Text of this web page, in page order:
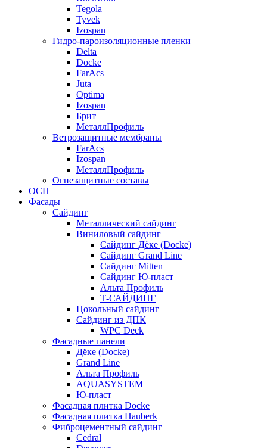
Tegola
Tyvek
Izospan
Гидро-пароизоляционные пленки
Delta
Docke
FarAcs
Juta
Optima
Izospan
Брит
МеталлПрофиль
Ветрозащитные мембраны
FarAcs
Izospan
МеталлПрофиль
Огнезащитные составы
ОСП
Фасады
Сайдинг
Металлический сайдинг
Виниловый сайдинг
Сайдинг Дёке (Docke)
Сайдинг Grand Line
Сайдинг Mitten
Сайдинг Ю-пласт
Альта Профиль
Т-САЙДИНГ
Цокольный сайдинг
Сайдинг из ДПК
WPC Deck
Фасадные панели
Дёке (Docke)
Grand Line
Альта Профиль
AQUASYSTEM
Ю-пласт
Фасадная плитка Docke
Фасадная плитка Hauberk
Фиброцементный сайдинг
Cedral